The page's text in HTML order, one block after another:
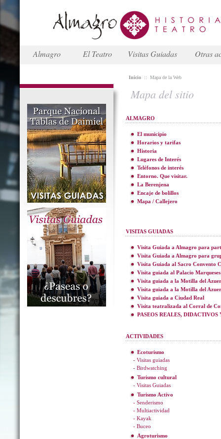
Almagro El Teatro Visitas Guiadas Otras
Inicio :: Mapa de la Web
Mapa del sitio
ALMAGRO
El municipio
Horarios y tarifas
Historia
Lugares de Interés
Teléfonos de interés
Entorno. Que visitar.
La Berenjena
Encaje de bolillos
Mapa / Callejero
VISITAS GUIADAS
Visita Guiada a Almagro para
Visita Guiada a Almagro para
Visita Guiada al Sacro Convento
Visita guiada al Palacio
Visita guiada a la Motilla del
Visita guiada a la Motilla del
Visita guiada a Ciudad Real
Visita teatralizada al Corral de
PASEOS REALES,
ACTIVIDADES
Ecoturismo
- Visitas guiadas
- Birdwatching
Turismo cultural
- Visitas Guiadas
Turismo Activo
- Senderismo
- Multiactividad
- Kayak
- Buceo
Agroturismo